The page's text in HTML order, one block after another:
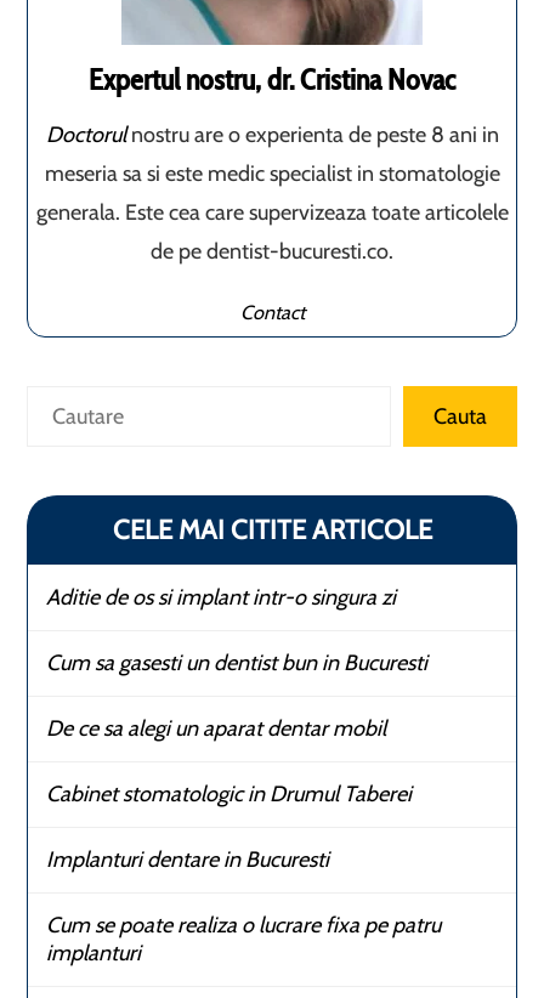
Expertul nostru, dr. Cristina Novac
Doctorulnostru are o experienta de peste 8 ani in
meseria sa si este medic specialist in stomatologie
generala. Este cea care supervizeaza toate articolele
de pe dentist-bucuresti.co.
Contact
Caută Cauta
CELE MAI CITITE ARTICOLE
Aditie de os si implant intr-o singura zi
Cum sa gasesti un dentist bun in Bucuresti
De ce sa alegi un aparat dentar mobil
Cabinet stomatologic in Drumul Taberei
Implanturi dentare in Bucuresti
Cum se poate realiza o lucrare fixa pe patru
implanturi